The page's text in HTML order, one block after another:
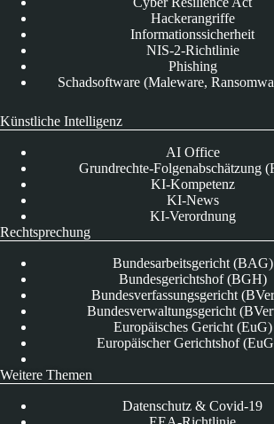
Hackerangriffe
Informationssicherheit
NIS-2-Richtlinie
Phishing
Schadsoftware (Maleware,
Künstliche Intelligenz
AI Office
Grundrechte-Folgenabschätzung
KI-Kompetenz
KI-News
KI-Verordnung
Rechtsprechung
Bundesarbeitsgericht (BAG)
Bundesgerichtshof (BGH)
Bundesverfassungsgericht
Bundesverwaltungsgericht
Europäisches Gericht (EuG)
Europäischer Gerichtshof
Weitere Themen
Datenschutz & Covid-19